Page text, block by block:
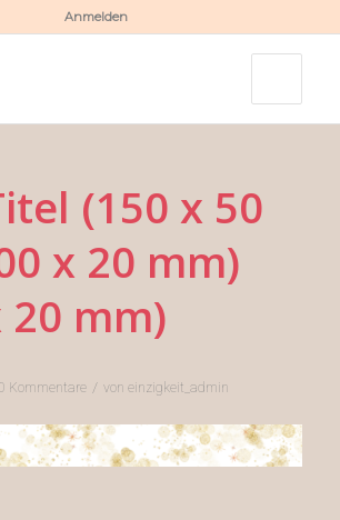
Anmelden
(150 x 50
x 20 mm)
20 mm)
Kommentare / von einzigkeit_admin